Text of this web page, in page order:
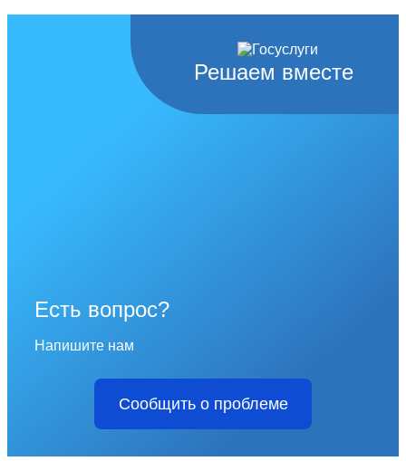
Решаем вместе
Есть вопрос?
Напишите нам
Сообщить о проблеме